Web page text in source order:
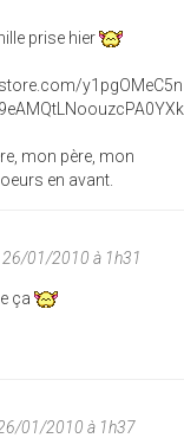
prise hier
mon père, mon
en avant.
26/01/2010 à 1h31
ça
01/2010 à 1h37